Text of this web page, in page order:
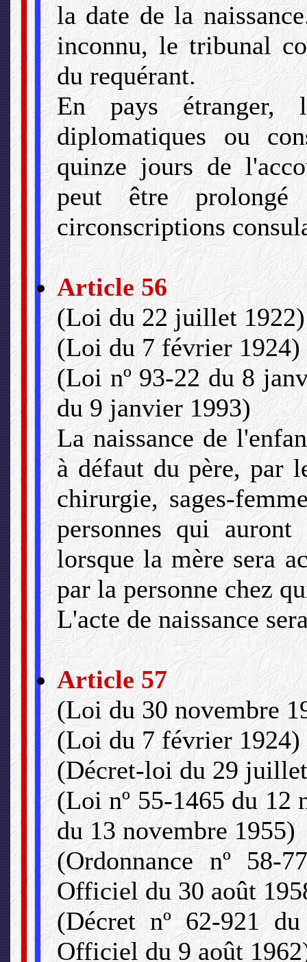
la date de la
inconnu, le tribunal
du requérant.
En pays étranger,
diplomatiques ou
quinze jours de
peut être prolongé
circonscriptions
Article 56
(Loi du 22 juillet 1922)
(Loi du 7 février 1924)
(Loi nº 93-22 du 8
du 9 janvier 1993)
La naissance de
à défaut du père, par
chirurgie, sages-
personnes qui
lorsque la mère sera
par la personne chez
L'acte de naissance
Article 57
(Loi du 30 novembre
(Loi du 7 février 1924)
(Décret-loi du 29
(Loi nº 55-1465 du 12
du 13 novembre 1955)
(Ordonnance nº 58-
Officiel du 30 août
(Décret nº 62-921
Officiel du 9 août